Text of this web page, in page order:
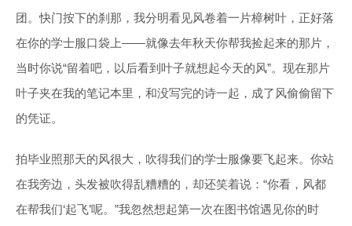
团。快门按下的刹那，我分明看见风卷着一片樟树叶，正好落
在你的学士服口袋上——就像去年秋天你帮我捡起来的那片，
当时你说“留着吧，以后看到叶子就想起今天的风”。现在那片
叶子夹在我的笔记本里，和没写完的诗一起，成了风偷偷留下
的凭证。
拍毕业照那天的风很大，吹得我们的学士服像要飞起来。你站
在我旁边，头发被吹得乱糟糟的，却还笑着说：“你看，风都
在帮我们‘起飞’呢。”我忽然想起第一次在图书馆遇见你的时